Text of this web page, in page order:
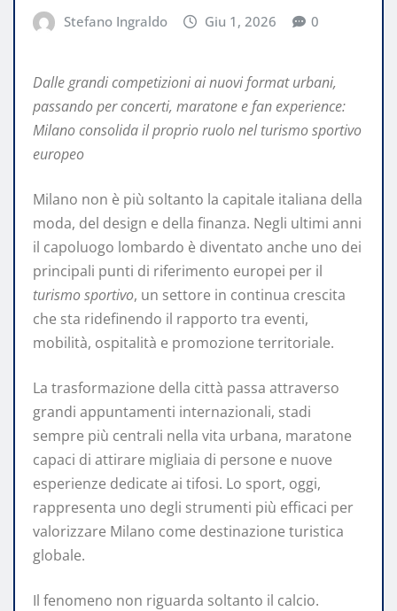
Stefano Ingraldo Giu 1, 2026 0
Dalle grandi competizioni ai nuovi format urbani,
passando per concerti, maratone e fan experience:
Milano consolida il proprio ruolo nel turismo sportivo
europeo
Milano non è più soltanto la capitale italiana della
moda, del design e della finanza. Negli ultimi anni
il capoluogo lombardo è diventato anche uno dei
principali punti di riferimento europei per il
turismo sportivo, un settore in continua crescita
che sta ridefinendo il rapporto tra eventi,
mobilità, ospitalità e promozione territoriale.
La trasformazione della città passa attraverso
grandi appuntamenti internazionali, stadi
sempre più centrali nella vita urbana, maratone
capaci di attirare migliaia di persone e nuove
esperienze dedicate ai tifosi. Lo sport, oggi,
rappresenta uno degli strumenti più efficaci per
valorizzare Milano come destinazione turistica
globale.
Il fenomeno non riguarda soltanto il calcio.